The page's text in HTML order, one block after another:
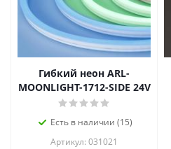
Гибкий неон ARL-
MOONLIGHT-1712-SIDE 24V
Есть в наличии (15)
Артикул: 031021